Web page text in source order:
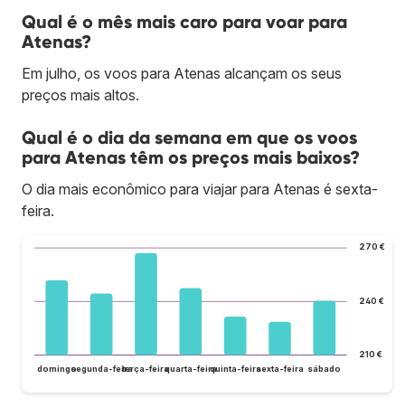
Qual é o mês mais caro para voar para
Atenas?
Em julho, os voos para Atenas alcançam os seus
preços mais altos.
Qual é o dia da semana em que os voos
para Atenas têm os preços mais baixos?
O dia mais econômico para viajar para Atenas é sexta-
feira.
210 €
240 €
270 €
domingosegunda-feiraterça-feiraquarta-feiraquinta-feirasexta-feira sábado